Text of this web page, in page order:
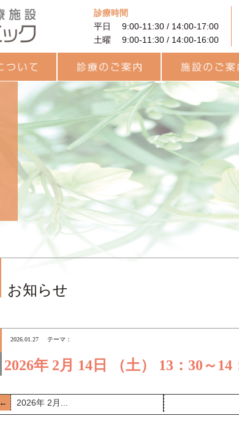
診療時間
平日 9:00-11:30 / 14:00-17:00
土曜 9:00-11:30 / 14:00-16:00
方針と利用
診療のご案内
（PGT-A・SR）
PRP (多血小板血漿
用いた不妊治療
治療費用について
カウンセリング
プレコンセプション検査
お知らせ
2026.01.27 テーマ：
2026年 2月 14日 （土） 13：30～14
← 2026年 2月...